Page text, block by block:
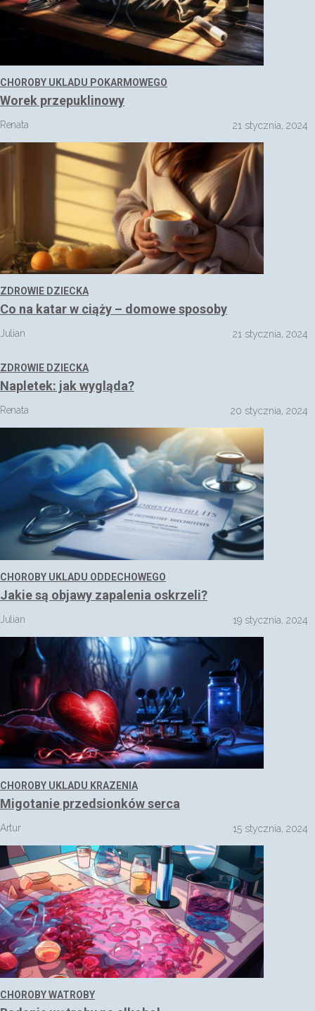
CHOROBY UKLADU POKARMOWEGO
Worek przepuklinowy
Renata 21 stycznia, 2024
ZDROWIE DZIECKA
Co na katar w ciąży – domowe sposoby
Julian 21 stycznia, 2024
ZDROWIE DZIECKA
Napletek: jak wygląda?
Renata 20 stycznia, 2024
CHOROBY UKLADU ODDECHOWEGO
Jakie są objawy zapalenia oskrzeli?
Julian 19 stycznia, 2024
CHOROBY UKLADU KRAZENIA
Migotanie przedsionków serca
Artur 15 stycznia, 2024
CHOROBY WATROBY